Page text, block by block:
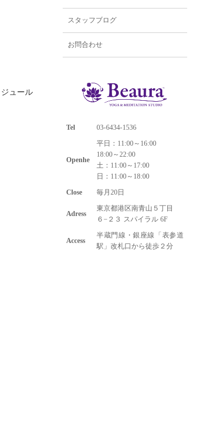
ュール
スタッフブログ
お問合わせ
Tel 03-6434-1536
Openhe
平日：11:00～16:00
18:00～22:00
土：11:00～17:00
日：11:00～18:00
Close 毎月20日
Adress
東京都港区南青山５丁目
６−２３ スパイラル 6F
Access
半蔵門線・銀座線「表参道
駅」改札口から徒歩２分